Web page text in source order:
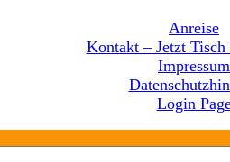
Anreise
Kontakt – Jetzt Tisch
Impressum
Login